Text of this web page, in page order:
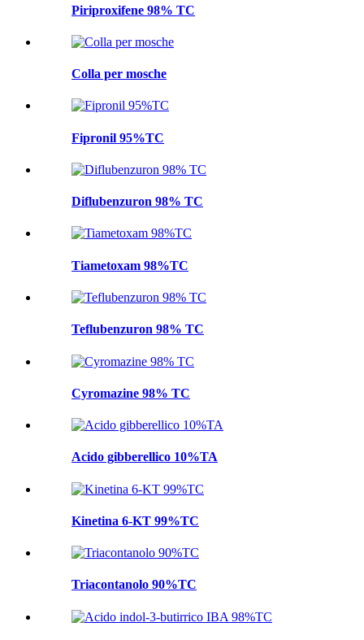
Piriproxifene 98% TC
Colla per mosche
Fipronil 95%TC
Diflubenzuron 98% TC
Tiametoxam 98%TC
Teflubenzuron 98% TC
Cyromazine 98% TC
Acido gibberellico 10%TA
Kinetina 6-KT 99%TC
Triacontanolo 90%TC